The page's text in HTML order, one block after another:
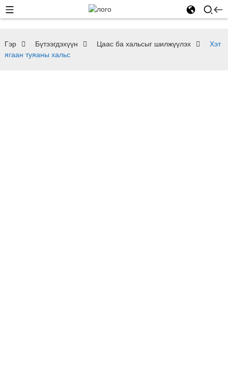
Гэр Бүтээгдэхүүн Цаас ба хальсыг шилжүүлэх
Хэт
ягаан туяаны хальс